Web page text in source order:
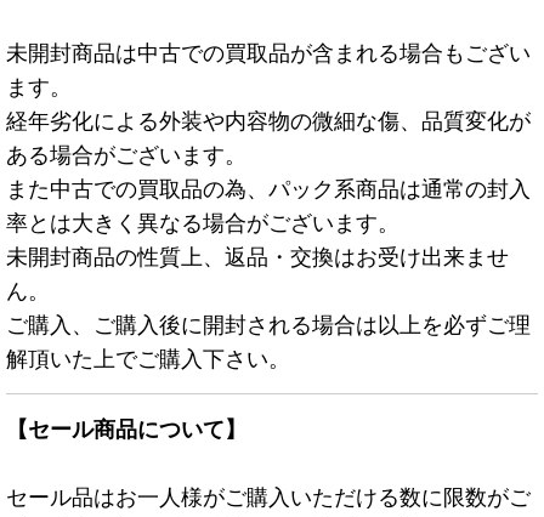
未開封商品は中古での買取品が含まれる場合もござい
ます。
経年劣化による外装や内容物の微細な傷、品質変化が
ある場合がございます。
また中古での買取品の為、パック系商品は通常の封入
率とは大きく異なる場合がございます。
未開封商品の性質上、返品・交換はお受け出来ませ
ん。
ご購入、ご購入後に開封される場合は以上を必ずご理
解頂いた上でご購入下さい。
【セール商品について】
セール品はお一人様がご購入いただける数に限数がご